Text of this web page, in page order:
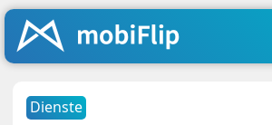
Dienste